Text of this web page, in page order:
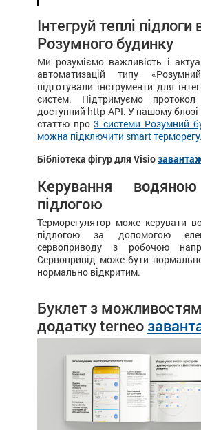
Інтегруй теплі
Розумного будинку
Ми розуміємо важливість і
автоматизацій типу
підготували інструменти для
систем. Підтримуємо
доступний http API. У нашому блозі
статтю про3 системи Розумний
можна підключити smart
Бібліотека фігур для Visio
Керування
підлогою
Терморегулятор може керувати
підлогою за допомогою
сервоприводу з робочою
Сервопривід може бути
нормально відкритим.
Буклет з
додатку terneo